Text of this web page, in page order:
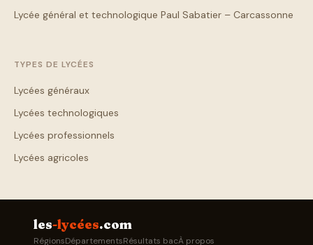
Lycée général et technologique Paul Sabatier – Carcassonne
TYPES DE LYCÉES
Lycées généraux
Lycées technologiques
Lycées professionnels
Lycées agricoles
les-lycées.com
RégionsDépartementsRésultats bacÀ propos